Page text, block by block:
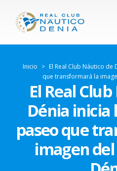
Inicio > El Real Club Náutico
que transformará la
El Real
Dénia inicia
paseo que
imagen